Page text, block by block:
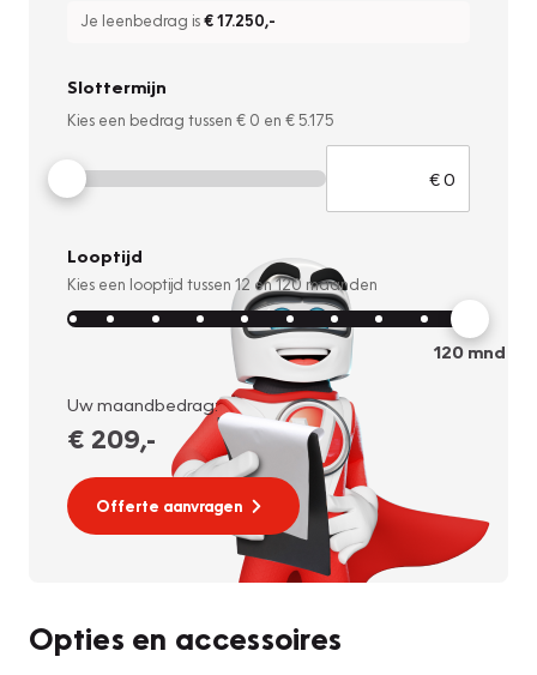
Je leenbedrag is€ 17.250,-
Slottermijn
Kies een bedrag tussen € 0 en € 5.175
Looptijd
Kies een looptijd tussen 12 en120 maanden
120mnd
Uw maandbedrag:
€ 209,-
Offerte aanvragen
Opties en accessoires